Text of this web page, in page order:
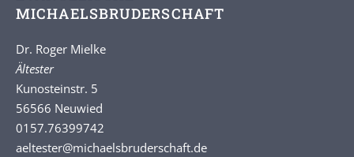
MICHAELSBRUDERSCHAFT
Dr. Roger Mielke
Ältester
Kunosteinstr. 5
56566 Neuwied
0157.76399742
aeltester@michaelsbruderschaft.de